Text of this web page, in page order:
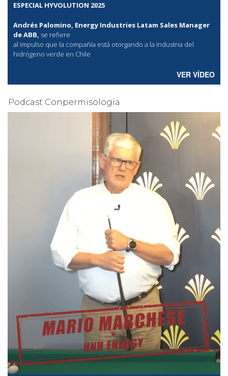
ESPECIAL HYVOLUTION 2025
Andrés Palomino, Energy Industries Latam Sales Manager
de ABB, se refiere
al impulso que la compañía está otorgando a la industria del
hidrógeno verde en Chile
VER VÍDEO
Podcast Conpermisología